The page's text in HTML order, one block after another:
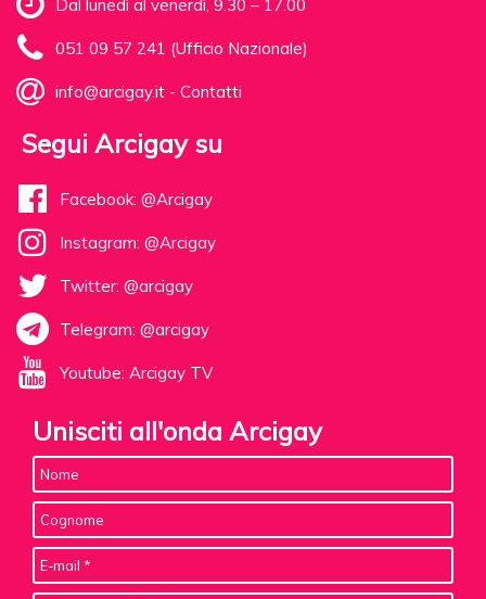
Dal lunedì al venerdì, 9.30 – 17.00
051 09 57 241 (Ufficio Nazionale)
info@arcigay.it - Contatti
Segui Arcigay su
Facebook: @Arcigay
Instagram: @Arcigay
Twitter: @arcigay
Telegram: @arcigay
Youtube: Arcigay TV
Unisciti all'onda Arcigay